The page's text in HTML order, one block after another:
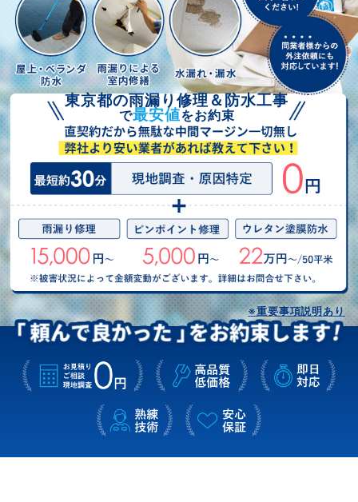
東京都の雨漏り修理＆防水工事
で最安値をお約束
東京都の雨漏
り修理＆防水
工事
優良業者認定
※重要事項説明あり